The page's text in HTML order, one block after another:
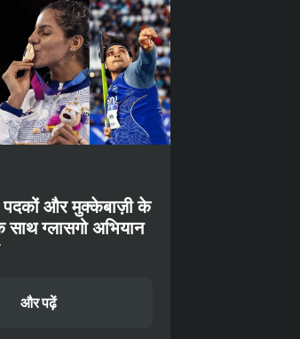
और मुक्केबाज़ी के
साथ ग्लासगो अभियान
और पढ़ें